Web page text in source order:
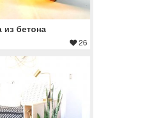
из бетона
26